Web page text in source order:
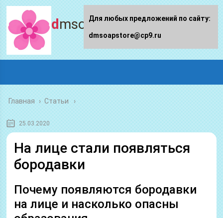
dmsoapstore.ru
Главная › Статьи
25.03.2020
На лице стали появляться
бородавки
Почему появляются бородавки
на лице и насколько опасны
Для любых предложений по сайту:
dmsoapstore@cp9.ru